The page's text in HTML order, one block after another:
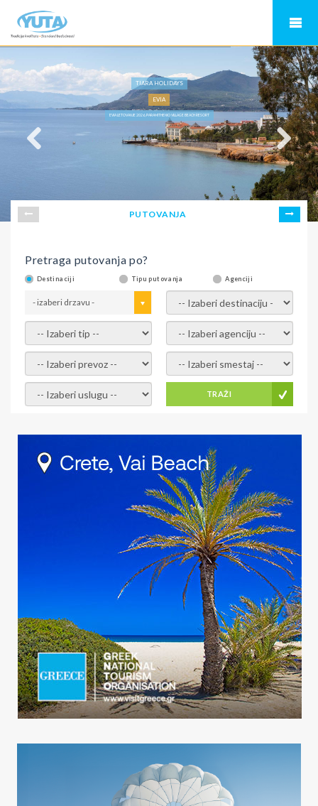
TIARA HOLIDAYS
EVIA
EVIA LETOVANJE 2026, PARAMITHENIO VILLAGE BEACH RESORT
PUTOVANJA
Pretraga putovanja po?
Destinaciji Tipu putovanja Agenciji
- izaberi drzavu - - izaberi destinaciju -
- izaberi tip - - izaberi agenciju -
- izaberi prevoz - - Izaberite smestaj -
- Izaberite uslugu - TRAŽI